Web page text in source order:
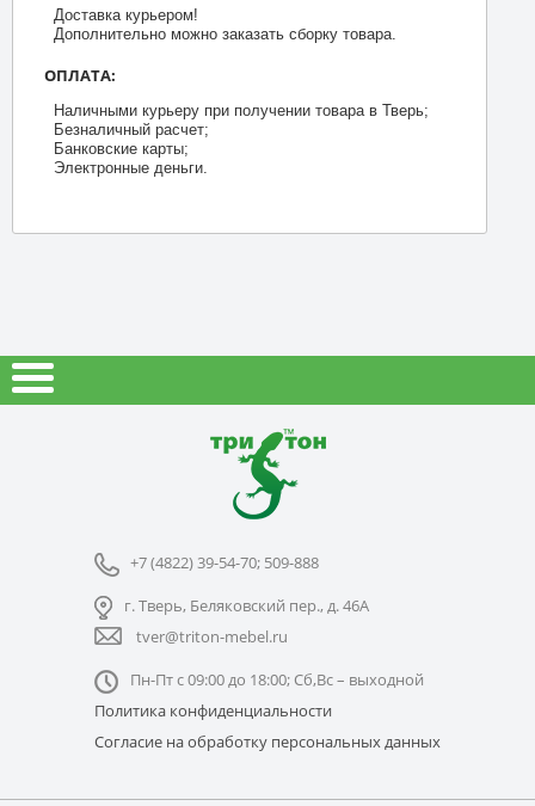
Доставка курьером!
Дополнительно можно заказать сборку товара.
ОПЛАТА:
Наличными курьеру при получении товара в Тверь;
Безналичный расчет;
Банковские карты;
Электронные деньги.
+7 (4822) 39-54-70; 509-888
г. Тверь, Беляковский пер., д. 46А
tver@triton-mebel.ru
Пн-Пт с 09:00 до 18:00; Сб,Вс – выходной
Политика конфиденциальности
Согласие на обработку персональных данных